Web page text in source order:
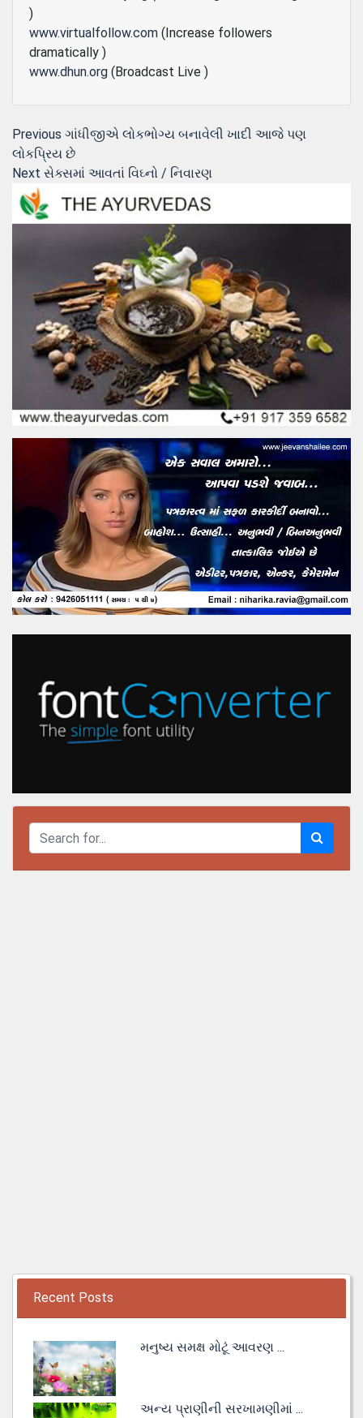
)
www.virtualfollow.com (Increase followers
dramatically )
www.dhun.org (Broadcast Live )
Post
navigation
Previous Previous
post:
ગાંધીજીએ લોકભોગ્ય બનાવેલી ખાદી આજે પણ
લોકપ્રિય છે
Next Next
સેક્સમાં આવતાં વિઘ્નો / નિવારણ
Recent Posts
મનુષ્ય સમક્ષ મોટૂં આવરણ ...
અન્ય પ્રાણીની સરખામણીમાં ...